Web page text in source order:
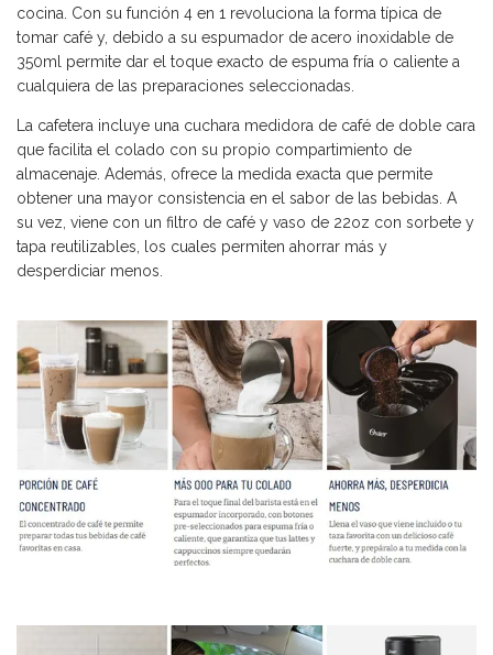
cocina. Con su función 4 en 1 revoluciona la forma típica de
tomar café y, debido a su espumador de acero inoxidable de
350ml permite dar el toque exacto de espuma fría o caliente a
cualquiera de las preparaciones seleccionadas.
La cafetera incluye una cuchara medidora de café de doble cara
que facilita el colado con su propio compartimiento de
almacenaje. Además, ofrece la medida exacta que permite
obtener una mayor consistencia en el sabor de las bebidas. A
su vez, viene con un filtro de café y vaso de 22oz con sorbete y
tapa reutilizables, los cuales permiten ahorrar más y
desperdiciar menos.